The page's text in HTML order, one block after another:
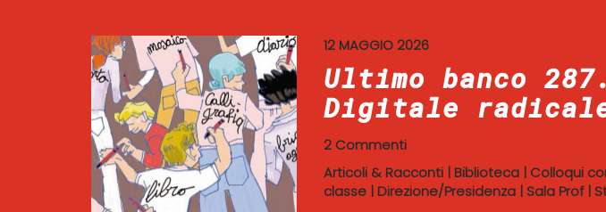
12 MAGGIO 2026
Ultimo banco 287.
Digitale
2 Commenti
Articoli & Racconti| Biblioteca| Colloqui
classe| Direzione/Presidenza| Sala Prof|